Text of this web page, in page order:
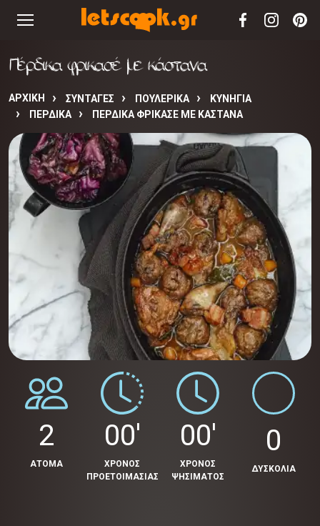
Πέρδικα φρικασέ με κάστανα
ΑΡΧΙΚΉ ΣΥΝΤΑΓΈΣ ΠΟΥΛΕΡΙΚΑ
ΚΥΝΗΓΙΑ
ΠΕΡΔΙΚΑ
ΠΈΡΔΙΚΑ ΦΡΙΚΑΣΈ ΜΕ ΚΆΣΤΑΝΑ
2
ΑΤΟΜΑ
00'
ΧΡΟΝΟΣ
ΠΡΟΕΤΟΙΜΑΣΙΑΣ
00'
ΧΡΟΝΟΣ
ΨΗΣΙΜΑΤΟΣ
0
ΔΥΣΚΟΛΙΑ